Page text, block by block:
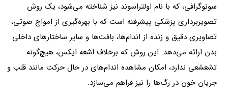
سونوگرافی، که با نام اولتراسوند نیز شناخته می‌شود، یک روش
تصویربرداری پزشکی پیشرفته است که با بهره‌گیری از امواج صوتی،
تصاویری دقیق و زنده از اندام‌ها، بافت‌ها و سایر ساختارهای داخلی
بدن ارائه می‌دهد. این روش که برخلاف اشعه ایکس، هیچ‌گونه
تشعشعی ندارد، امکان مشاهده‌ اندام‌های در حال حرکت مانند قلب و
جریان خون در رگ‌ها را نیز فراهم می‌سازد.